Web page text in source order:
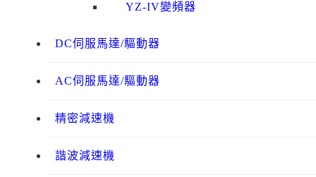
YZ-IV變頻器
DC伺服馬達/驅動器
AC伺服馬達/驅動器
精密減速機
諧波減速機